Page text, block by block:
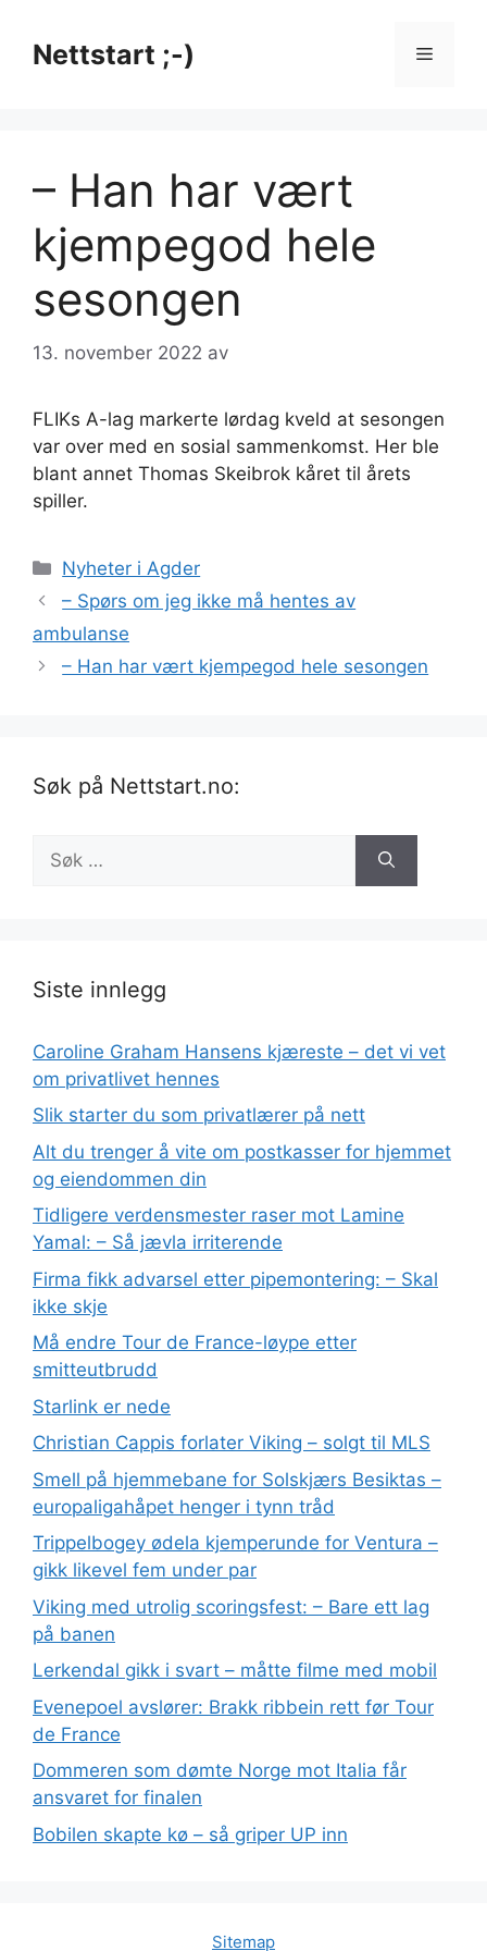
innholdNettstart ;-) Meny
– Han har vært
kjempegod hele
sesongen
13. november 2022 av
FLIKs A-lag markerte lørdag kveld at sesongen
var over med en sosial sammenkomst. Her ble
blant annet Thomas Skeibrok kåret til årets
spiller.
Kategorier
Nyheter i Agder
– Spørs om jeg ikke må hentes av
ambulanse
– Han har vært kjempegod hele sesongen
Søk på Nettstart.no:
etter:
Siste innlegg
Caroline Graham Hansens kjæreste – det vi vet
om privatlivet hennes
Slik starter du som privatlærer på nett
Alt du trenger å vite om postkasser for hjemmet
og eiendommen din
Tidligere verdensmester raser mot Lamine
Yamal: – Så jævla irriterende
Firma fikk advarsel etter pipemontering: – Skal
ikke skje
Må endre Tour de France-løype etter
smitteutbrudd
Starlink er nede
Christian Cappis forlater Viking – solgt til MLS
Smell på hjemmebane for Solskjærs Besiktas –
europaligahåpet henger i tynn tråd
Trippelbogey ødela kjemperunde for Ventura –
gikk likevel fem under par
Viking med utrolig scoringsfest: – Bare ett lag
på banen
Lerkendal gikk i svart – måtte filme med mobil
Evenepoel avslører: Brakk ribbein rett før Tour
de France
Dommeren som dømte Norge mot Italia får
ansvaret for finalen
Bobilen skapte kø – så griper UP inn
Sitemap